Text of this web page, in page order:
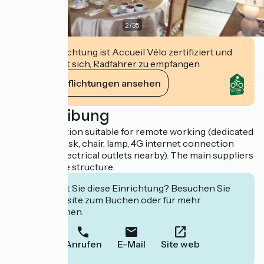
2/35
Diese Einrichtung ist Accueil Vélo zertifiziert und
verpflichtet sich, Radfahrer zu empfangen.
Ihre Verpflichtungen ansehen
Beschreibung
Accommodation suitable for remote working (dedicated
space with desk, chair, lamp, 4G internet connection
(Daltoner), electrical outlets nearby). The main suppliers
capture in the structure.
Interessiert Sie diese Einrichtung? Besuchen Sie
deren Website zum Buchen oder für mehr
Informationen.
Anrufen E-Mail Site web